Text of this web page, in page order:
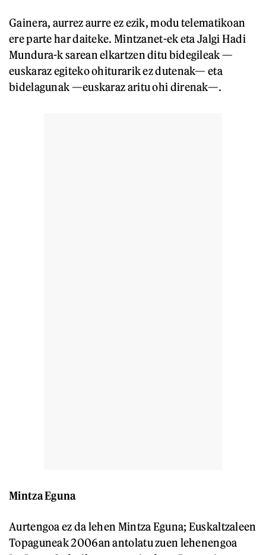
Gainera, aurrez aurre ez ezik, modu telematikoan
ere parte har daiteke. Mintzanet-ek eta Jalgi Hadi
Mundura-k sarean elkartzen ditu bidegileak —
euskaraz egiteko ohiturarik ez dutenak— eta
bidelagunak —euskaraz aritu ohi direnak—.
Mintza Eguna
Aurtengoa ez da lehen Mintza Eguna; Euskaltzaleen
Topaguneak 2006an antolatu zuen lehenengoa